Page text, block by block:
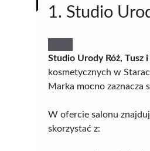
1. Studio
Studio Urody Róż, Tusz
kosmetycznych w
Marka mocno zaznacza
W ofercie salonu
skorzystać z: